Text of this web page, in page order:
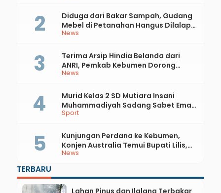
News
Diduga dari Bakar Sampah, Gudang
Mebel di Petanahan Hangus Dilalap
Api
News
Terima Arsip Hindia Belanda dari
ANRI, Pemkab Kebumen Dorong
Integrasi Sejarah, Geopark, dan
Sport
Murid Kelas 2 SD Mutiara Insani
Muhammadiyah Sadang Sabet Emas
dan Perak di Kejurda Tapak Suci
News
Kunjungan Perdana ke Kebumen,
Konjen Australia Temui Bupati Lilis,
Ini yang Dibahas
TERBARU
Lahan Pinus dan Ilalang Terbakar